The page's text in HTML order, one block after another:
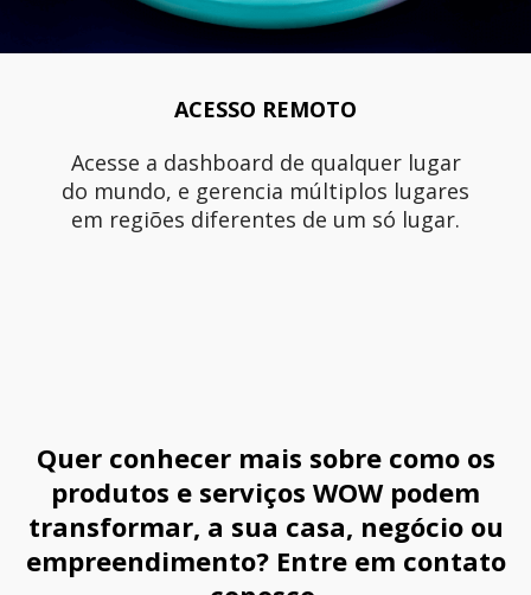
ACESSO REMOTO
Acesse a dashboard de qualquer lugar
do mundo, e gerencia múltiplos lugares
em regiões diferentes de um só lugar.
Quer conhecer mais sobre como os
produtos e serviços WOW podem
transformar, a sua casa, negócio ou
empreendimento? Entre em contato